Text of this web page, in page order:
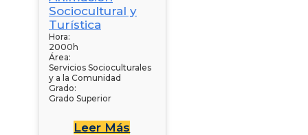
Hora:
2000h
Área:
Servicios Socioculturales
y a la Comunidad
Grado:
Grado Superior
Leer Más